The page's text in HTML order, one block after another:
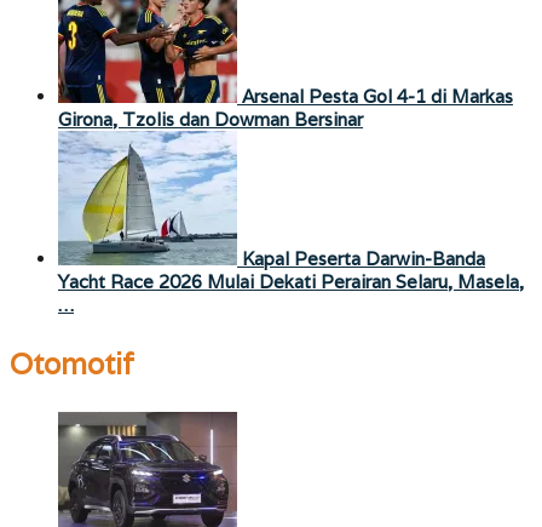
Arsenal Pesta Gol 4-1 di Markas
Girona, Tzolis dan Dowman Bersinar
Kapal Peserta Darwin-Banda
Yacht Race 2026 Mulai Dekati Perairan Selaru, Masela,
…
Otomotif